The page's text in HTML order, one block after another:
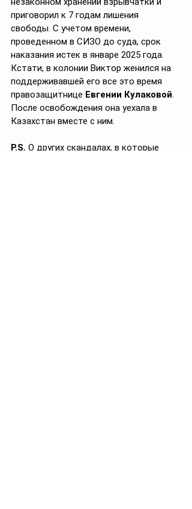
приговорил к 7 годам лишения
свободы. С учетом времени,
проведенном в СИЗО до суда, срок
наказания истек в январе 2025 года.
Кстати, в колонии Виктор женился на
поддерживавшей его все это время
правозащитнице Евгении Кулаковой.
После освобождения она уехала в
Казахстан вместе с ним.
P.S. О других скандалах, в которые